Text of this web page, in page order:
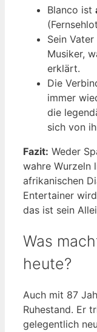
Blanco ist
Sein
Musiker,
erklärt.
Die
immer
die
sich von
Fazit: Weder
wahre Wurzeln
afrikanischen
Entertainer
das ist sein
Was
heute?
Auch mit 87
Ruhestand. Er
gelegentlich